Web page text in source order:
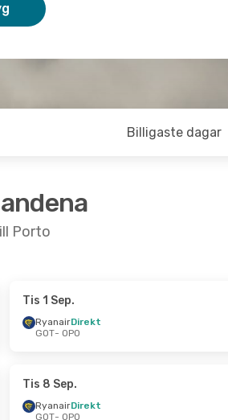
Billigaste dagar
Porto
Tis 1 Sep.
RyanairDirekt
GOT- OPO
Tis 8 Sep.
RyanairDirekt
GOT- OPO